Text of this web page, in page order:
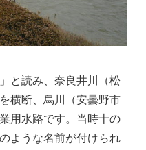
と読み、奈良井川（松
横断、烏川（安曇野市
用水路です。当時十の
ような名前が付けられ